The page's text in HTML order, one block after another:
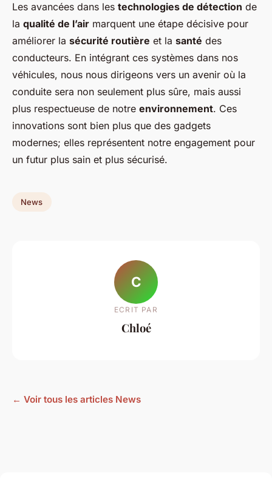
Les avancées dans les technologies de détection de
la qualité de l’air marquent une étape décisive pour
améliorer la sécurité routière et la santé des
conducteurs. En intégrant ces systèmes dans nos
véhicules, nous nous dirigeons vers un avenir où la
conduite sera non seulement plus sûre, mais aussi
plus respectueuse de notre environnement. Ces
innovations sont bien plus que des gadgets
modernes; elles représentent notre engagement pour
un futur plus sain et plus sécurisé.
News
C
ECRIT PAR
Chloé
← Voir tous les articles News